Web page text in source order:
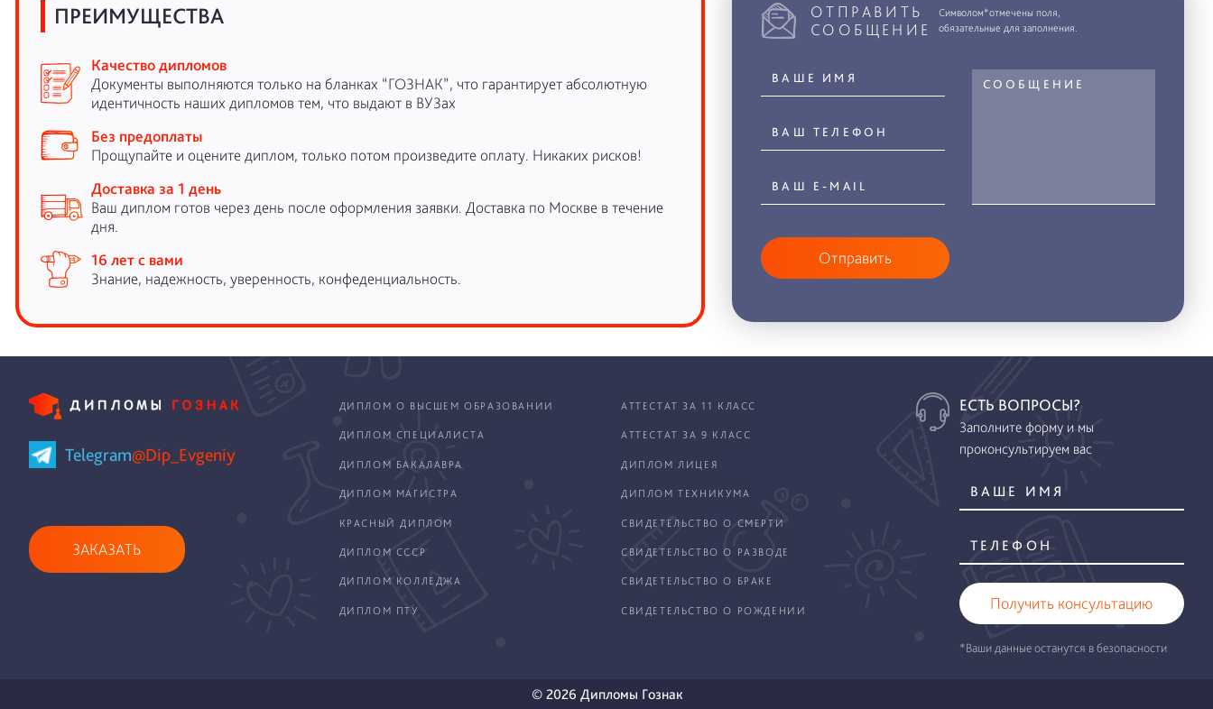
ПРЕИМУЩЕСТВА
Качество дипломов
Документы выполняются только на бланках “ГОЗНАК”, что гарантирует абсолютную
идентичность наших дипломов тем, что выдают в ВУЗах
Без предоплаты
Прощупайте и оцените диплом, только потом произведите оплату. Никаких рисков!
Доставка за 1 день
Ваш диплом готов через день после оформления заявки. Доставка по Москве в течение
дня.
16 лет с вами
Знание, надежность, уверенность, конфеденциальность.
ОТПРАВИТЬ
СООБЩЕНИЕ
Символом*отмечены поля,
обязательные для заполнения.
Отправить
Telegram@Dip_Evgeniy
ЗАКАЗАТЬ
ДИПЛОМ О ВЫСШЕМ ОБРАЗОВАНИИ АТТЕСТАТ ЗА 11 КЛАСС
ДИПЛОМ СПЕЦИАЛИСТА АТТЕСТАТ ЗА 9 КЛАСС
ДИПЛОМ БАКАЛАВРА ДИПЛОМ ЛИЦЕЯ
ДИПЛОМ МАГИСТРА ДИПЛОМ ТЕХНИКУМА
КРАСНЫЙ ДИПЛОМ СВИДЕТЕЛЬСТВО О СМЕРТИ
ДИПЛОМ СССР СВИДЕТЕЛЬСТВО О РАЗВОДЕ
ДИПЛОМ КОЛЛЕДЖА СВИДЕТЕЛЬСТВО О БРАКЕ
ДИПЛОМ ПТУ СВИДЕТЕЛЬСТВО О РОЖДЕНИИ
ЕСТЬ ВОПРОСЫ?
Заполните форму и мы
проконсультируем вас
Получить консультацию
*Ваши данные останутся в безопасности
© 2026 Дипломы Гознак